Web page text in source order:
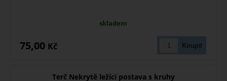
skladem
75,00 Kč
Terč Nekrytě ležící postava s kruhy